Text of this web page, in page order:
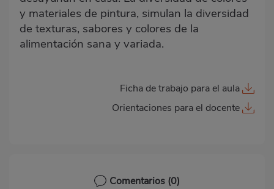
y materiales de pintura, simulan la diversidad
de texturas, sabores y colores de la
alimentación sana y variada.
Ficha de trabajo para el aula
Orientaciones para el docente
Comentarios (0)